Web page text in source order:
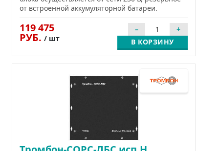
от встроенной аккумуляторной батареи.
119 475
РУБ. / шт В КОРЗИНУ